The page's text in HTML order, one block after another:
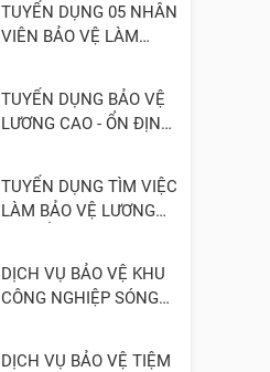
TUYỂN DỤNG 05 NHÂN
VIÊN BẢO VỆ LÀM
TUYỂN DỤNG BẢO VỆ
LƯƠNG CAO - ỔN ĐỊNH
TUYỂN DỤNG TÌM VIỆC
LÀM BẢO VỆ LƯƠNG
DỊCH VỤ BẢO VỆ KHU
CÔNG NGHIỆP SÓNG
DỊCH VỤ BẢO VỆ TIỆM